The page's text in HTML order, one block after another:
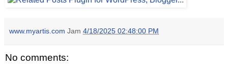
www.myartis.com Jam 4/18/2025 02:48:00 PM
No comments: